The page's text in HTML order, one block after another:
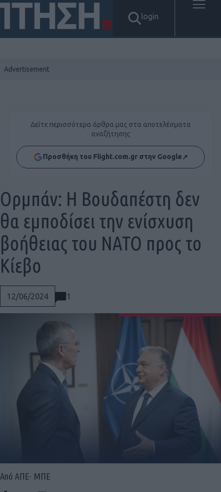
login
Social
Δείτε περισσότερα άρθρα μας στα αποτελέσματα
αναζήτησης
Προσθήκη του Flight.com.gr στην Google↗
12/06/2024 1
Ορμπάν: Η Βουδαπέστη δεν
θα εμποδίσει την ενίσχυση
βοήθειας του ΝΑΤΟ προς το
Κίεβο
Από ΑΠΕ- ΜΠΕ